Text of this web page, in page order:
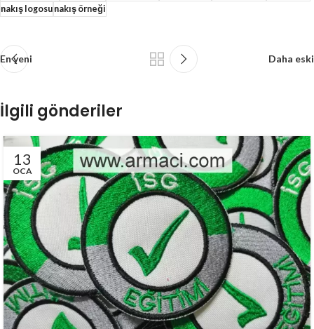
nakış logosunakış örneği
En yeni Daha eski
İlgili gönderiler
13
OCA